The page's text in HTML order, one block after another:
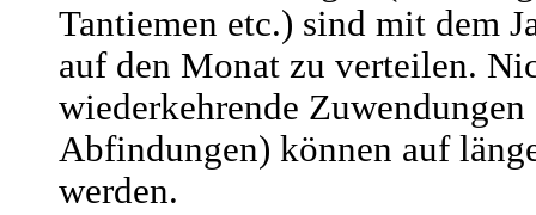
Tantiemen etc.) sind mit dem
auf den Monat zu verteilen.
wiederkehrende
Abfindungen) können auf
werden.